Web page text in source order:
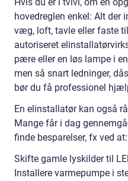
hovedreglen enkel: Alt
væg, loft, tavle eller faste
autoriseret
pære eller en løs lampe i
men så snart ledninger,
bør du få professionel
En elinstallatør kan også
Mange får i dag
finde besparelser, fx ved at:
Skifte gamle lyskilder til
Installere varmepumpe i